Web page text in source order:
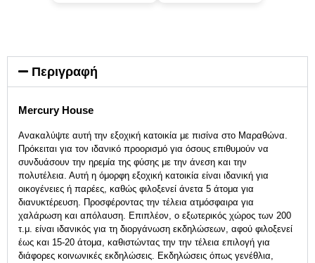
Περιγραφή
Mercury House
Ανακαλύψτε αυτή την εξοχική κατοικία με πισίνα στο Μαραθώνα.
Πρόκειται για τον ιδανικό προορισμό για όσους επιθυμούν να
συνδυάσουν την ηρεμία της φύσης με την άνεση και την
πολυτέλεια. Αυτή η όμορφη εξοχική κατοικία είναι ιδανική για
οικογένειες ή παρέες, καθώς φιλοξενεί άνετα 5 άτομα για
διανυκτέρευση. Προσφέροντας την τέλεια ατμόσφαιρα για
χαλάρωση και απόλαυση. Επιπλέον, ο εξωτερικός χώρος των 200
τ.μ. είναι ιδανικός για τη διοργάνωση εκδηλώσεων, αφού φιλοξενεί
έως και 15-20 άτομα, καθιστώντας την την τέλεια επιλογή για
διάφορες κοινωνικές εκδηλώσεις. Εκδηλώσεις όπως γενέθλια,